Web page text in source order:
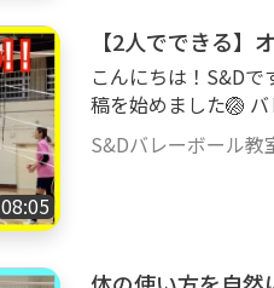
と」が重要なポイ
しょう✨
ハイキュー ＃セッ
08:05
【2人でできる】
こんにちは！S&D
稿を始めました🏐
ます👍 私たちの今
になってもらえれば
まれたドリルです‼️
S&Dバレーボール教